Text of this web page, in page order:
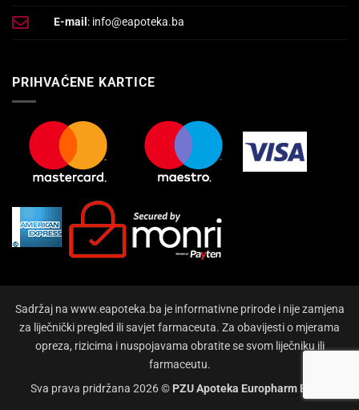
E-mail : info@eapoteka.ba
PRIHVAĆENE KARTICE
Sadržaj na www.eapoteka.ba je informativne prirode i nije zamjena
za liječnički pregled ili savjet farmaceuta. Za obavijesti o mjerama
opreza, rizicima i nuspojavama obratite se svom liječniku ili
farmaceutu.
Sva prava pridržana 2026 © PZU Apoteka Europharm Bihać